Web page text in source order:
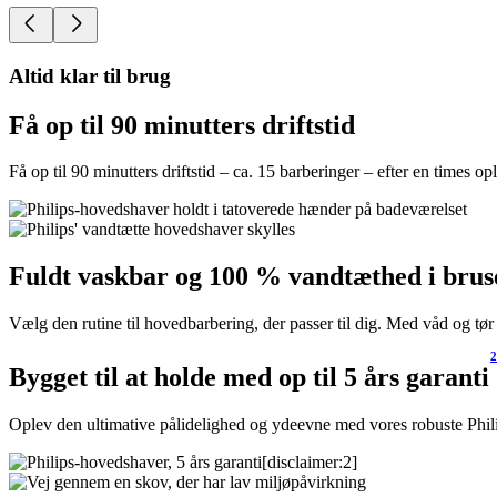
Altid klar til brug
Få op til 90 minutters driftstid
Få op til 90 minutters driftstid – ca. 15 barberinger – efter en times
Fuldt vaskbar og 100 % vandtæthed i
Vælg den rutine til hovedbarbering, der passer til dig. Med våd og
Bygget til at holde med op til 5 års garanti
2
Oplev den ultimative pålidelighed og ydeevne med vores robuste